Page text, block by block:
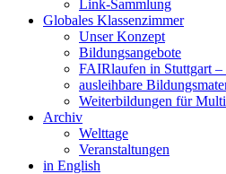
Link-Sammlung
Globales Klassenzimmer
Unser Konzept
Bildungsangebote
FAIRlaufen in Stuttgart
ausleihbare
Weiterbildungen für
Archiv
Welttage
Veranstaltungen
in English